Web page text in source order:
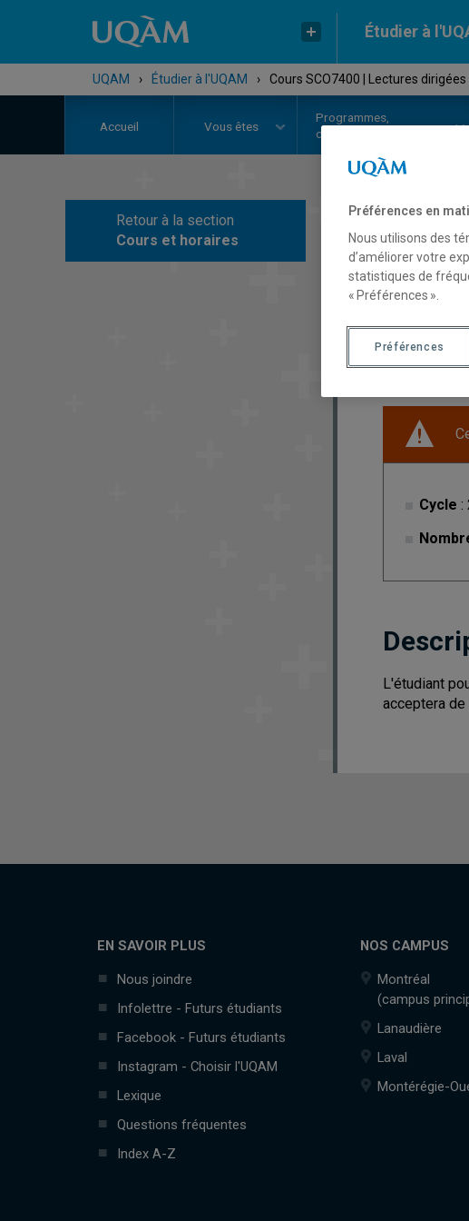
Étudier à
UQAM › Étudier à l'UQAM › Cours SCO7400 | Lectures dirigées
Accueil Vous êtes
Programmes,
cours et admission
Retour à la section
Cours et horaires
Cycle :
L'étudiant
acceptera de
EN SAVOIR PLUS
Nous joindre
Infolettre - Futurs étudiants
Facebook - Futurs étudiants
Instagram - Choisir l'UQAM
Lexique
Questions fréquentes
Index A-Z
NOS CAMPUS
Montréal
(campus
Lanaudière
Laval
Montérégie-
Préférences en
Nous utilisons des
d’améliorer votre
statistiques de
« Préférences ».
Préférences